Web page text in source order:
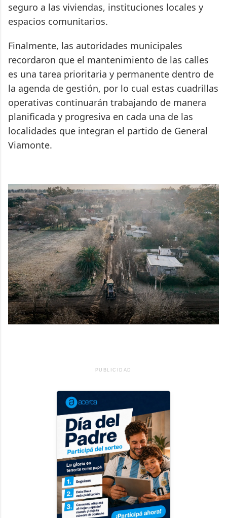
seguro a las viviendas, instituciones locales y
espacios comunitarios.
Finalmente, las autoridades municipales
recordaron que el mantenimiento de las calles
es una tarea prioritaria y permanente dentro de
la agenda de gestión, por lo cual estas cuadrillas
operativas continuarán trabajando de manera
planificada y progresiva en cada una de las
localidades que integran el partido de General
Viamonte.
PUBLICIDAD